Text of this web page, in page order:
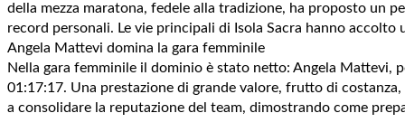
della mezza maratona, fedele alla tradizione, ha proposto un
record personali. Le vie principali di Isola Sacra hanno
Angela Mattevi domina la gara femminile
Nella gara femminile il dominio è stato netto: Angela Mattevi,
01:17:17. Una prestazione di grande valore, frutto di
a consolidare la reputazione del team, dimostrando come